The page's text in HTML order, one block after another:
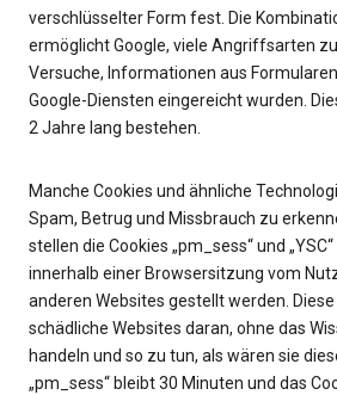
verschlüsselter Form fest. Die
ermöglicht Google, viele Angriffsarten
Versuche, Informationen aus
Google-Diensten eingereicht wurden.
2 Jahre lang bestehen.
Manche Cookies und ähnliche
Spam, Betrug und Missbrauch zu
stellen die Cookies „pm_sess“ und
innerhalb einer Browsersitzung vom
anderen Websites gestellt werden.
schädliche Websites daran, ohne das
handeln und so zu tun, als wären sie
„pm_sess“ bleibt 30 Minuten und das